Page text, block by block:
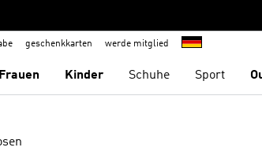
geschenkkarten werde mitglied
Frauen Kinder Schuhe Sport